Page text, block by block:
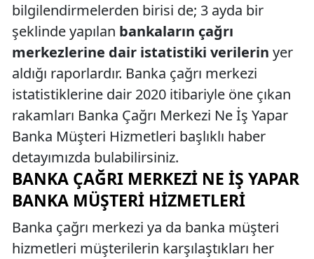
bilgilendirmelerden birisi de; 3 ayda bir
şeklinde yapılan bankaların çağrı
merkezlerine dair istatistiki verilerin yer
aldığı raporlardır. Banka çağrı merkezi
istatistiklerine dair 2020 itibariyle öne çıkan
rakamları Banka Çağrı Merkezi Ne İş Yapar
Banka Müşteri Hizmetleri başlıklı haber
detayımızda bulabilirsiniz.
BANKA ÇAĞRI MERKEZI NE İŞ YAPAR
BANKA MÜŞTERI HIZMETLERI
Banka çağrı merkezi ya da banka müşteri
hizmetleri müşterilerin karşılaştıkları her